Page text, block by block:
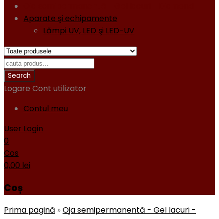
Aparate şi echipamente
Lămpi UV, LED şi LED-UV
Logare Cont utilizator
Contul meu
User Login
0
Cos
0,00 lei
Coș
Prima pagină »Oja semipermanentă - Gel lacuri -